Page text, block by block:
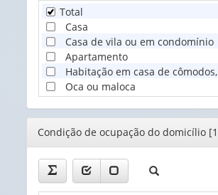
Total
Casa
Casa de vila ou em condomínio
Apartamento
Habitação em casa de
Oca ou maloca
Editor
Condição de ocupação do domicílio